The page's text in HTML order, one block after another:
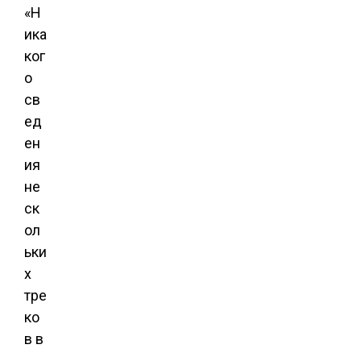
«Н
ика
ког
о
св
ед
ен
ия
не
ск
ол
ьки
х
тре
ко
в в